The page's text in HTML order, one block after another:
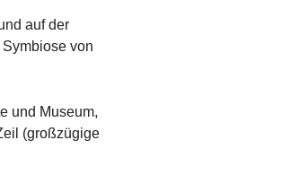
auf der
von
und Museum,
(großzügige